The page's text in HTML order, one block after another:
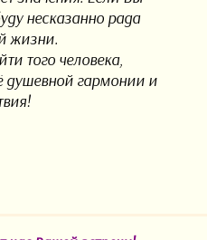
несказанно рада
жизни.
того человека,
душевной гармонии и